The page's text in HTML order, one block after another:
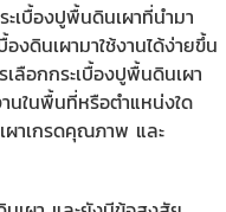
ะเบื้องปูพื้นดินเผาที่นำมา
งดินเผามาใช้งานได้ง่ายขึ้น
เลือกกระเบื้องปูพื้นดินเผา
านในพื้นที่หรือตำแหน่งใด
ผาเกรดคุณภาพ และ